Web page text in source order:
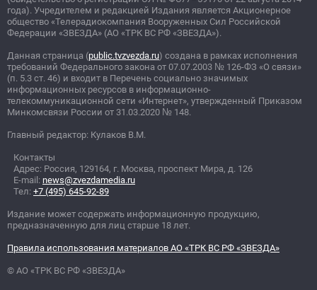
года). Учредителем и редакцией Издания является Акционерное
общество «Телерадиокомпания Вооруженных Сил Российской
Федерации «ЗВЕЗДА» (АО «ТРК ВС РФ «ЗВЕЗДА»).
Данная страница (public.tvzvezda.ru) создана в рамках исполнения
требований Федерального закона от 07.07.2003 № 126-ФЗ «О связи»
(п. 5.3 ст. 46) и входит в Перечень социально значимых
информационных ресурсов в информационно-
телекоммуникационной сети «Интернет», утвержденный Приказом
Минкомсвязи России от 31.03.2020 № 148.
Главный редактор: Кулаков В.М.
Контакты
Адрес: Россия, 129164, г. Москва, проспект Мира, д. 126
E-mail: news@zvezdamedia.ru
Тел: +7 (495) 645-92-89
Издание может содержать информационную продукцию,
предназначенную для лиц старше 18 лет.
Правила использования материалов АО «ТРК ВС РФ «ЗВЕЗДА»
© АО «ТРК ВС РФ «ЗВЕЗДА»